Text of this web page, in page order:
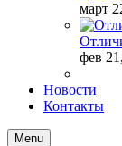
март
фев
Новости
Контакты
Menu